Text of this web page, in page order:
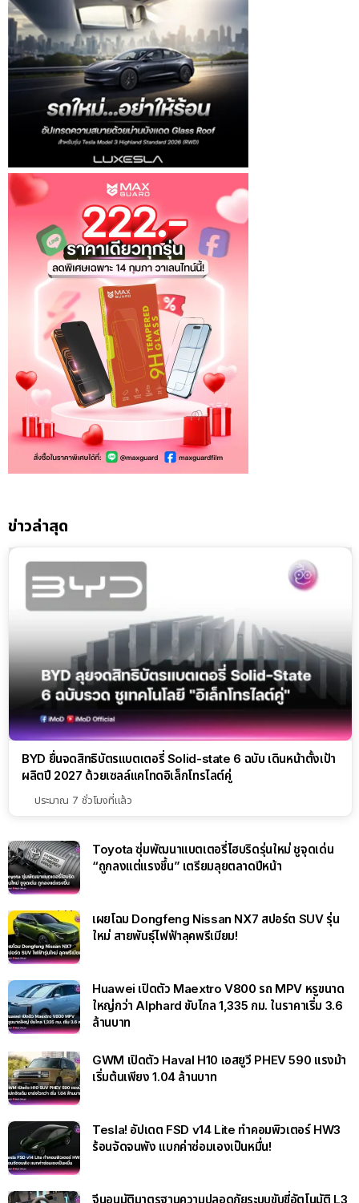
ข่าวล่าสุด
BYD ยื่นจดสิทธิบัตรแบตเตอรี่ Solid-state 6 ฉบับ เดินหน้าตั้งเป้า
ผลิตปี 2027 ด้วยเซลล์แคโทดอิเล็กโทรไลต์คู่
ประมาณ 7 ชั่วโมงที่แล้ว
Toyota ซุ่มพัฒนาแบตเตอรี่ไฮบริดรุ่นใหม่ ชูจุดเด่น
“ถูกลงแต่แรงขึ้น” เตรียมลุยตลาดปีหน้า
เผยโฉม Dongfeng Nissan NX7 สปอร์ต SUV รุ่น
ใหม่ สายพันธุ์ไฟฟ้าลุคพรีเมียม!
Huawei เปิดตัว Maextro V800 รถ MPV หรูขนาด
ใหญ่กว่า Alphard ขับไกล 1,335 กม. ในราคาเริ่ม 3.6
ล้านบาท
GWM เปิดตัว Haval H10 เอสยูวี PHEV 590 แรงม้า
เริ่มต้นเพียง 1.04 ล้านบาท
Tesla! อัปเดต FSD v14 Lite ทำคอมพิวเตอร์ HW3
ร้อนจัดจนพัง แบกค่าซ่อมเองเป็นหมื่น!
จีนอนุมัติมาตรฐานความปลอดภัยระบบขับขี่อัตโนมัติ L3